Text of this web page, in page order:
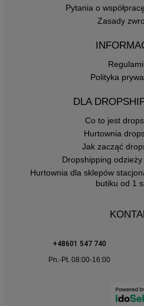
Pytania o
Zasady
Polityka
DLA
Co to jest
Hurtownia
Jak zacząć
Dropshipping
Hurtownia dla sklepów
butiku od 1
+48601 547 740
Pn.-Pt. 08:00-16:00